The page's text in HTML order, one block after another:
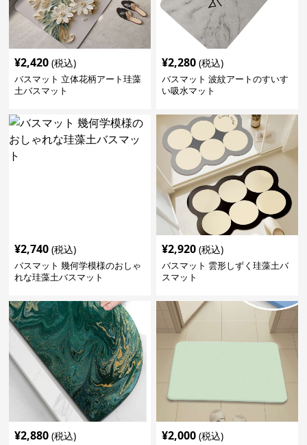
¥2,420 (税込)
バスマット 立体花柄アート珪藻
土バスマット
¥2,280 (税込)
バスマット 波紋アートのすいす
い吸水マット
¥2,740 (税込)
バスマット 幾何学模様のおしゃ
れな珪藻土バスマット
¥2,920 (税込)
バスマット 雲形しずく珪藻土バ
スマット
¥2,880 (税込) ¥2,000 (税込)